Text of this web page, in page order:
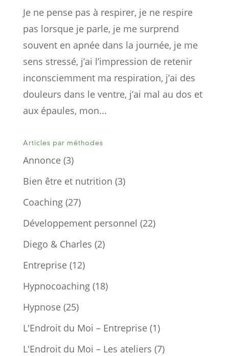
Je ne pense pas à respirer, je ne respire
pas lorsque je parle, je me surprend
souvent en apnée dans la journée, je me
sens stressé, j’ai l’impression de retenir
inconsciemment ma respiration, j’ai des
douleurs dans le ventre, j’ai mal au dos et
aux épaules, mon...
Articles par méthodes
Annonce(3)
Bien être et nutrition (3)
Coaching(27)
Développement personnel (22)
Diego & Charles (2)
Entreprise(12)
Hypnocoaching(18)
Hypnose(25)
L'Endroit du Moi – Entreprise(1)
L'Endroit du Moi – Les ateliers (7)